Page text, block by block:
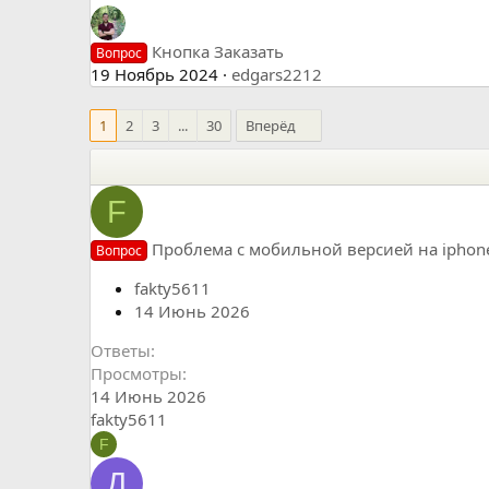
Вопрос Кнопка Заказать
19 Ноябрь 2024
edgars2212
1 2 3 ... 30 Вперёд
F
Вопрос Проблема с мобильной версией на
fakty5611
14 Июнь 2026
Ответы
Просмотры
14 Июнь 2026
fakty5611
F